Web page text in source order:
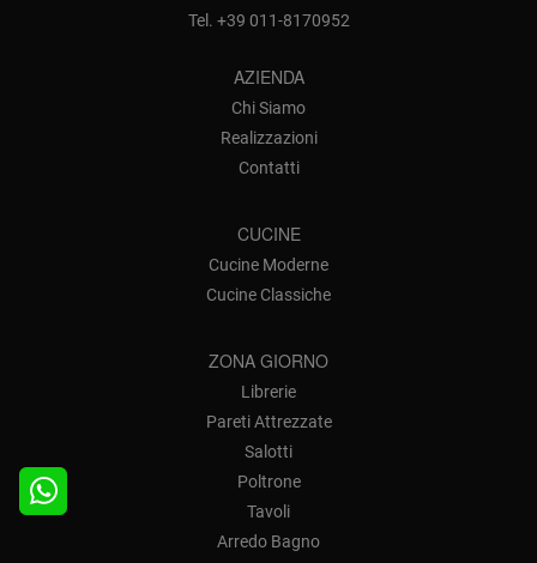
Tel. +39 011-8170952
AZIENDA
Chi Siamo
Realizzazioni
Contatti
CUCINE
Cucine Moderne
Cucine Classiche
ZONA GIORNO
Librerie
Pareti Attrezzate
Salotti
Poltrone
Tavoli
Arredo Bagno